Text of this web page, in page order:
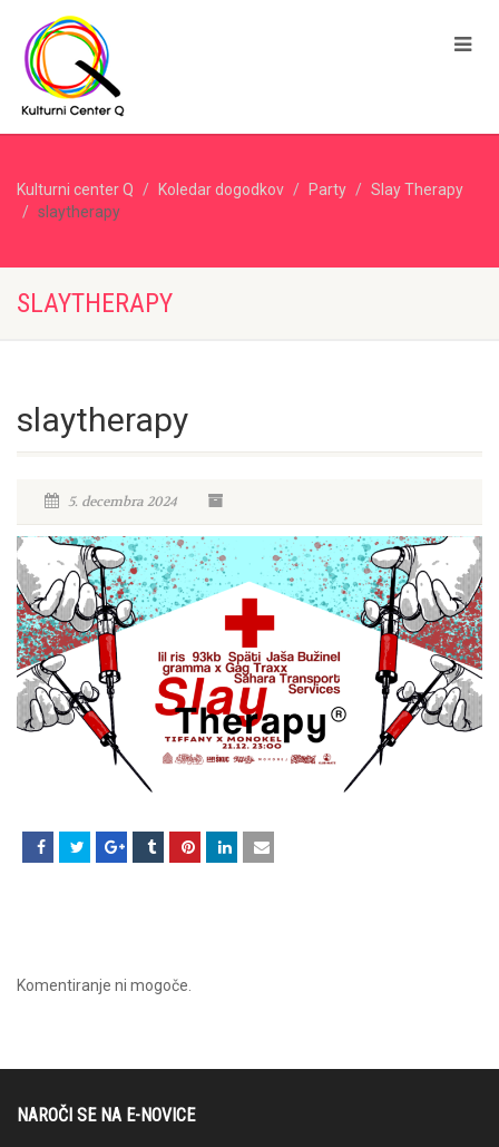
Kulturni center Q Koledar dogodkov Party
Slay Therapy
slaytherapy
SLAYTHERAPY
slaytherapy
5. decembra 2024
Komentiranje ni mogoče.
NAROČI SE NA E-NOVICE